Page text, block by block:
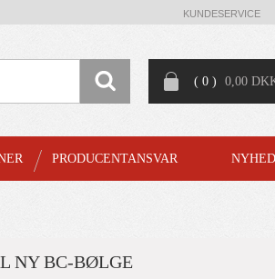
KUNDESERVICE
( 0 ) 0,00
PRODUCENTANSVAR
NY BC-BØLGE